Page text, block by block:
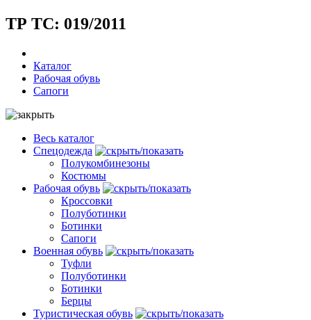
ТР ТС: 019/2011
Каталог
Рабочая обувь
Сапоги
Весь каталог
Спецодежда
Полукомбинезоны
Костюмы
Рабочая обувь
Кроссовки
Полуботинки
Ботинки
Сапоги
Военная обувь
Туфли
Полуботинки
Ботинки
Берцы
Туристическая обувь